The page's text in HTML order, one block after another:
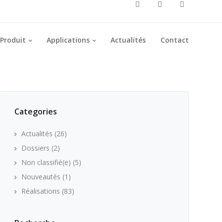
Produit Applications Actualités Contact
Categories
Actualités (26)
Dossiers (2)
Non classifié(e) (5)
Nouveautés (1)
Réalisations (83)